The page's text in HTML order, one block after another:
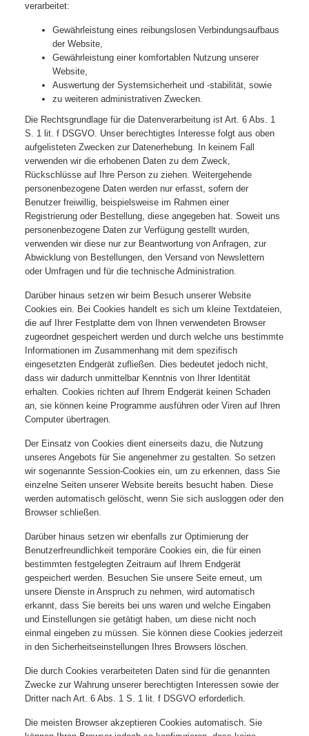
verarbeitet:
Gewährleistung eines reibungslosen Verbindungsaufbaus
der Website,
Gewährleistung einer komfortablen Nutzung unserer
Website,
Auswertung der Systemsicherheit und -stabilität, sowie
zu weiteren administrativen Zwecken.
Die Rechtsgrundlage für die Datenverarbeitung ist Art. 6 Abs. 1
S. 1 lit. f DSGVO. Unser berechtigtes Interesse folgt aus oben
aufgelisteten Zwecken zur Datenerhebung. In keinem Fall
verwenden wir die erhobenen Daten zu dem Zweck,
Rückschlüsse auf Ihre Person zu ziehen. Weitergehende
personenbezogene Daten werden nur erfasst, sofern der
Benutzer freiwillig, beispielsweise im Rahmen einer
Registrierung oder Bestellung, diese angegeben hat. Soweit uns
personenbezogene Daten zur Verfügung gestellt wurden,
verwenden wir diese nur zur Beantwortung von Anfragen, zur
Abwicklung von Bestellungen, den Versand von Newslettern
oder Umfragen und für die technische Administration.
Darüber hinaus setzen wir beim Besuch unserer Website
Cookies ein. Bei Cookies handelt es sich um kleine Textdateien,
die auf Ihrer Festplatte dem von Ihnen verwendeten Browser
zugeordnet gespeichert werden und durch welche uns bestimmte
Informationen im Zusammenhang mit dem spezifisch
eingesetzten Endgerät zufließen. Dies bedeutet jedoch nicht,
dass wir dadurch unmittelbar Kenntnis von Ihrer Identität
erhalten. Cookies richten auf Ihrem Endgerät keinen Schaden
an, sie können keine Programme ausführen oder Viren auf Ihren
Computer übertragen.
Der Einsatz von Cookies dient einerseits dazu, die Nutzung
unseres Angebots für Sie angenehmer zu gestalten. So setzen
wir sogenannte Session-Cookies ein, um zu erkennen, dass Sie
einzelne Seiten unserer Website bereits besucht haben. Diese
werden automatisch gelöscht, wenn Sie sich ausloggen oder den
Browser schließen.
Darüber hinaus setzen wir ebenfalls zur Optimierung der
Benutzerfreundlichkeit temporäre Cookies ein, die für einen
bestimmten festgelegten Zeitraum auf Ihrem Endgerät
gespeichert werden. Besuchen Sie unsere Seite erneut, um
unsere Dienste in Anspruch zu nehmen, wird automatisch
erkannt, dass Sie bereits bei uns waren und welche Eingaben
und Einstellungen sie getätigt haben, um diese nicht noch
einmal eingeben zu müssen. Sie können diese Cookies jederzeit
in den Sicherheitseinstellungen Ihres Browsers löschen.
Die durch Cookies verarbeiteten Daten sind für die genannten
Zwecke zur Wahrung unserer berechtigten Interessen sowie der
Dritter nach Art. 6 Abs. 1 S. 1 lit. f DSGVO erforderlich.
Die meisten Browser akzeptieren Cookies automatisch. Sie